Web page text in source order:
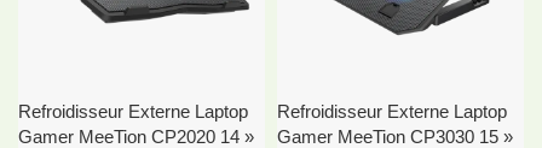
Refroidisseur Externe Laptop
Gamer MeeTion CP2020 14 »
Refroidisseur Externe Laptop
Gamer MeeTion CP3030 15 »